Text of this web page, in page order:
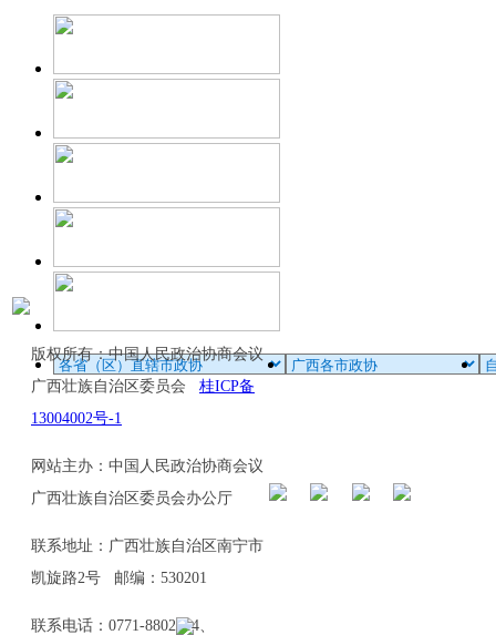
版权所有：中国人民政治协商会议
广西壮族自治区委员会 桂ICP备
13004002号-1
网站主办：中国人民政治协商会议
广西壮族自治区委员会办公厅
联系地址：广西壮族自治区南宁市
凯旋路2号 邮编：530201
联系电话：0771-8802114、